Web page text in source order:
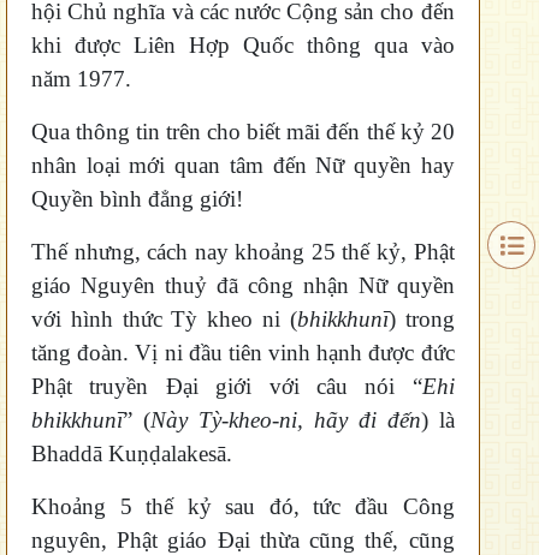
hội Chủ nghĩa và các nước Cộng sản cho đến
khi được Liên Hợp Quốc thông qua vào
năm 1977.
Qua thông tin trên cho biết mãi đến thế kỷ 20
nhân loại mới quan tâm đến Nữ quyền hay
Quyền bình đẳng giới!
Thế nhưng, cách nay khoảng 25 thế kỷ, Phật
giáo Nguyên thuỷ đã công nhận Nữ quyền
với hình thức Tỳ kheo ni (bhikkhunī) trong
tăng đoàn. Vị ni đầu tiên vinh hạnh được đức
Phật truyền Đại giới với câu nói “Ehi
bhikkhunī” (Này Tỳ-kheo-ni, hãy đi đến) là
Bhaddā Kuṇḍalakesā.
Khoảng 5 thế kỷ sau đó, tức đầu Công
nguyên, Phật giáo Đại thừa cũng thế, cũng